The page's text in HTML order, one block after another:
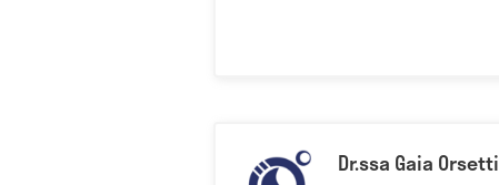
Dr.ssa Gaia Orsetti